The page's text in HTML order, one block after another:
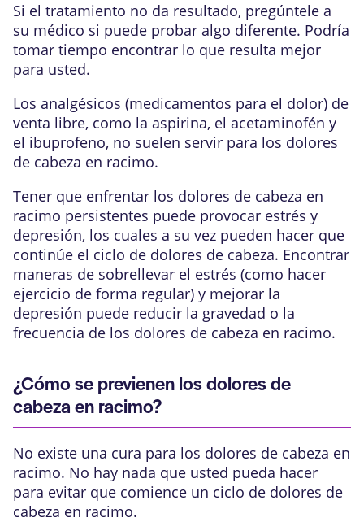
Si el tratamiento no da resultado, pregúntele a
su médico si puede probar algo diferente. Podría
tomar tiempo encontrar lo que resulta mejor
para usted.
Los analgésicos (medicamentos para el dolor) de
venta libre, como la aspirina, el acetaminofén y
el ibuprofeno, no suelen servir para los dolores
de cabeza en racimo.
Tener que enfrentar los dolores de cabeza en
racimo persistentes puede provocar estrés y
depresión, los cuales a su vez pueden hacer que
continúe el ciclo de dolores de cabeza. Encontrar
maneras de sobrellevar el estrés (como hacer
ejercicio de forma regular) y mejorar la
depresión puede reducir la gravedad o la
frecuencia de los dolores de cabeza en racimo.
¿Cómo se previenen los dolores de
cabeza en racimo?
No existe una cura para los dolores de cabeza en
racimo. No hay nada que usted pueda hacer
para evitar que comience un ciclo de dolores de
cabeza en racimo.